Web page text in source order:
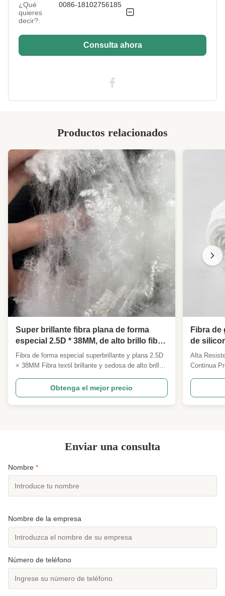
¿Qué
quieres
decir?:
0086-18102756185
Consulta ahora
Productos relacionados
Super brillante fibra plana de forma
especial 2.5D * 38MM, de alto brillo fibra
textil brillante sedosa para ropa vestido
y vestido de noche materia prima
Fibra de forma especial superbrillante y plana 2.5D
× 38MM Fibra textil brillante y sedosa de alto brillo
prima Resumen del producto Nuestros 2.5D ×
38MM de perfil plano súper brillante fibra grapada
de poliéster es una materia prima textil funcional de
Obtenga el mejor precio
Fibra de
de
Alta
Continua
utilizado
excelente
Enviar una consulta
Nombre *
Nombre de la empresa
Número de teléfono